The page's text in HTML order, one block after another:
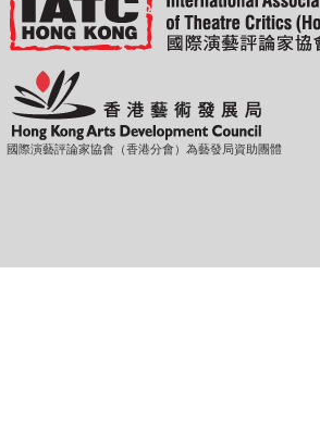
國際演藝評論家協會（香港分會）為藝發局資助團體